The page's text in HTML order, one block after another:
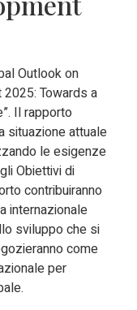
Outlook on
Towards a
Il rapporto
situazione attuale
le esigenze
Obiettivi di
contribuiranno
internazionale
sviluppo che si
come
per